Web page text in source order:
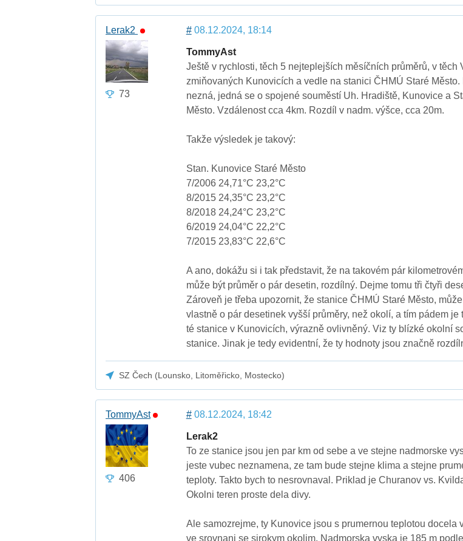
Lerak2
73
#08.12.2024, 18:14
TommyAst
Ještě v rychlosti, těch 5 nejteplejších měsíčních průměrů, v těch
zmiňovaných Kunovicích a vedle na stanici ČHMÚ Staré Město.
nezná, jedná se o spojené souměstí Uh. Hradiště, Kunovice a
Město. Vzdálenost cca 4km. Rozdíl v nadm. výšce, cca 20m.
Takže výsledek je takový:
Stan. Kunovice Staré Město
7/2006 24,71°C 23,2°C
8/2015 24,35°C 23,2°C
8/2018 24,24°C 23,2°C
6/2019 24,04°C 22,2°C
7/2015 23,83°C 22,6°C
A ano, dokážu si i tak představit, že na takovém pár
může být průměr o pár desetin, rozdílný. Dejme tomu tři čtyři
Zároveň je třeba upozornit, že stanice ČHMÚ Staré Město,
vlastně o pár desetinek vyšší průměry, než okolí, a tím pádem je
té stanice v Kunovicích, výrazně ovlivněný. Viz ty blízké okolní
stanice. Jinak je tedy evidentní, že ty hodnoty jsou značně
SZ Čech (Lounsko, Litoměřicko, Mostecko)
TommyAst
406
#08.12.2024, 18:42
Lerak2
To ze stanice jsou jen par km od sebe a ve stejne nadmorske
jeste vubec neznamena, ze tam bude stejne klima a stejne
teploty. Takto bych to nesrovnaval. Priklad je Churanov vs.
Okolni teren proste dela divy.
Ale samozrejme, ty Kunovice jsou s prumernou teplotou docela
ve srovnani se sirokym okolim. Nadmorska vyska je 185 m